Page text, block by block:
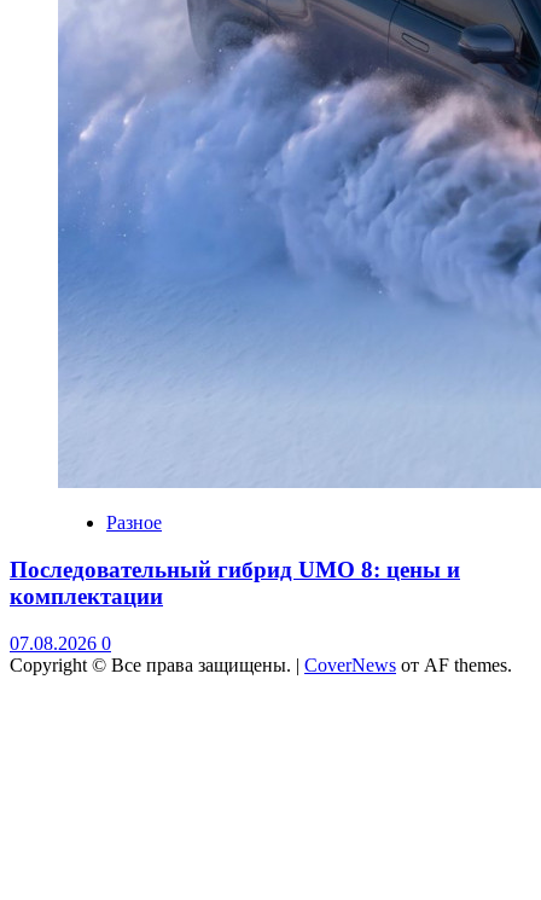
Разное
Последовательный гибрид UMO 8: цены и
комплектации
07.08.2026 0
Copyright © Все права защищены. | CoverNews от AF themes.